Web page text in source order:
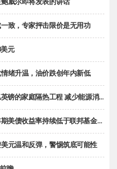
威尔即将发表的讲话
致，专家抨击限价是无用功
元
绪升温，油价跌创年内新低
镑的家庭隔热工程 减少能源消耗
益率持续低于联邦基金利率目标区间
元温和反弹，警惕筑底可能性